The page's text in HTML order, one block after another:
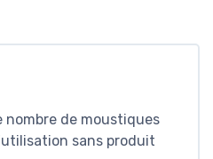
nombre de moustiques
sans produit